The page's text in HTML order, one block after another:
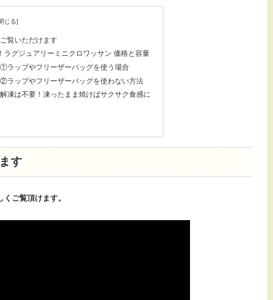
覧いただけます
ラグジュアリーミニクロワッサン 価格と容量
ラップやフリーザーバッグを使う場合
ラップやフリーザーバッグを使わない方法
凍は不要！凍ったまま焼けばサクサク食感に
す
ご覧頂けます。